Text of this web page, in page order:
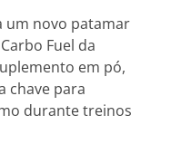
um novo patamar
Fuel da
em pó,
chave para
durante treinos